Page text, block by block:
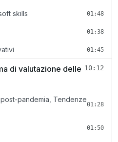
skills 01:48
01:38
01:45
di valutazione delle 10:12
pandemia, Tendenze
01:28
01:50